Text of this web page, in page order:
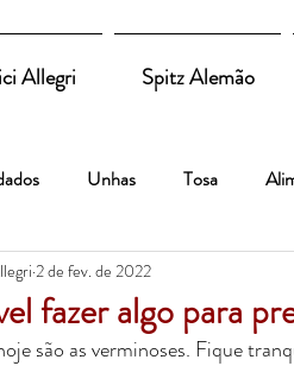
Allegri Spitz Alemão
Unhas Tosa
fazer algo para
2 de fev. de 2022
são as verminoses. Fique